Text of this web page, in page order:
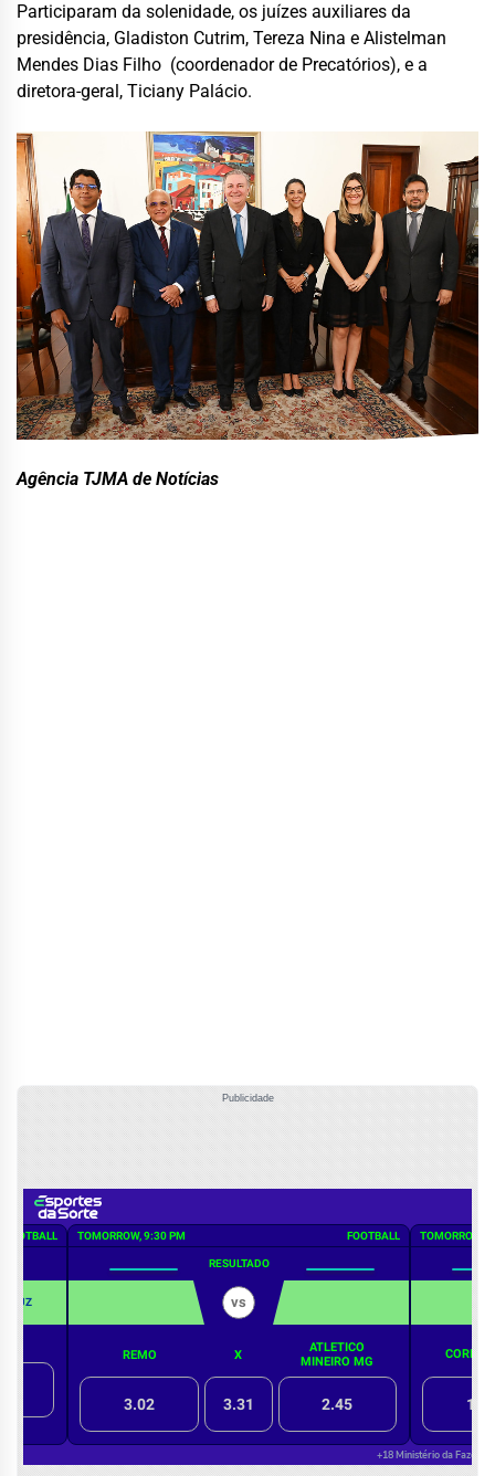
Participaram da solenidade, os juízes auxiliares da
presidência, Gladiston Cutrim, Tereza Nina e Alistelman
Mendes Dias Filho (coordenador de Precatórios), e a
diretora-geral, Ticiany Palácio.
Agência TJMA de Notícias
Publicidade